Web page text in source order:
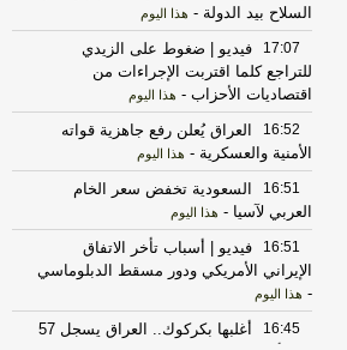
السلاح بيد الدولة - هذا اليوم
17:07
فيديو | ضغوط على الزيدي
للتراجع كلما اقتربت الإجراءات من
اقتصاديات الأحزاب - هذا اليوم
16:52
العراق يُعلن رفع جاهزية قواته
الأمنية والعسكرية - هذا اليوم
16:51
السعودية تخفض سعر الخام
العربي لآسيا - هذا اليوم
16:51
فيديو | أسباب تأخر الاتفاق
الإيراني الأمريكي ودور مسقط الدبلوماسي
- هذا اليوم
16:45
أغلبها بكركوك.. العراق يسجل 57